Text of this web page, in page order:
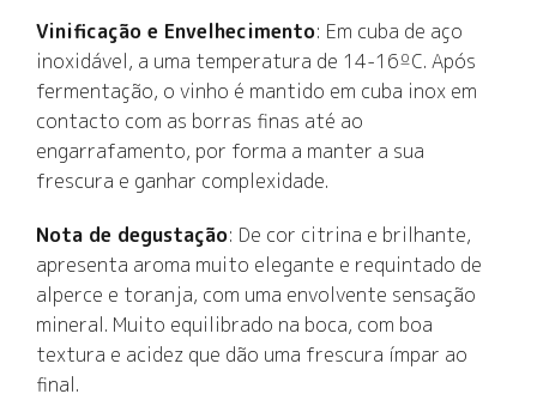
Vinificação e Envelhecimento: Em cuba de aço
inoxidável, a uma temperatura de 14-16ºC. Após
fermentação, o vinho é mantido em cuba inox em
contacto com as borras finas até ao
engarrafamento, por forma a manter a sua
frescura e ganhar complexidade.
Nota de degustação: De cor citrina e brilhante,
apresenta aroma muito elegante e requintado de
alperce e toranja, com uma envolvente sensação
mineral. Muito equilibrado na boca, com boa
textura e acidez que dão uma frescura ímpar ao
final.